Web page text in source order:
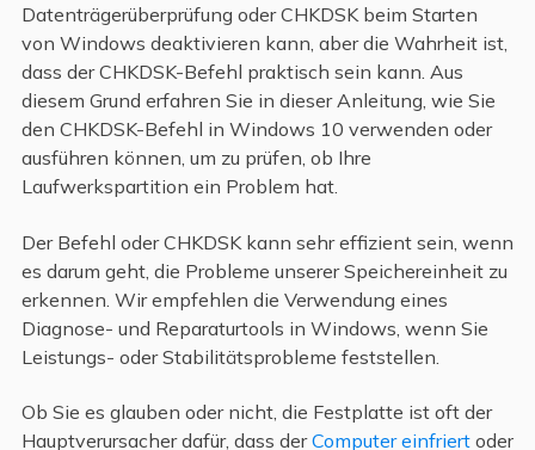
Datenträgerüberprüfung oder CHKDSK beim Starten
von Windows deaktivieren kann, aber die Wahrheit ist,
dass der CHKDSK-Befehl praktisch sein kann. Aus
diesem Grund erfahren Sie in dieser Anleitung, wie Sie
den CHKDSK-Befehl in Windows 10 verwenden oder
ausführen können, um zu prüfen, ob Ihre
Laufwerkspartition ein Problem hat.
Der Befehl oder CHKDSK kann sehr effizient sein, wenn
es darum geht, die Probleme unserer Speichereinheit zu
erkennen. Wir empfehlen die Verwendung eines
Diagnose- und Reparaturtools in Windows, wenn Sie
Leistungs- oder Stabilitätsprobleme feststellen.
Ob Sie es glauben oder nicht, die Festplatte ist oft der
Hauptverursacher dafür, dass derComputer einfriertoder